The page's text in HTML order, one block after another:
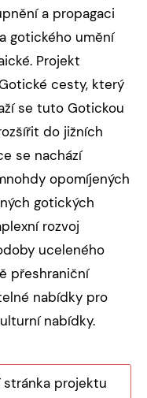
a propagaci
gotického umění
Projekt
cesty, který
se tuto Gotickou
do jižních
se nachází
opomíjených
gotických
rozvoj
uceleného
přeshraniční
nabídky pro
nabídky.
stránka projektu